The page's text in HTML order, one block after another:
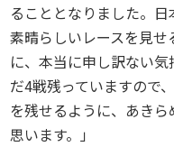
ることとなりました。
素晴らしいレースを見
に、本当に申し訳ない
だ4戦残っていますので
を残せるように、あき
思います。」